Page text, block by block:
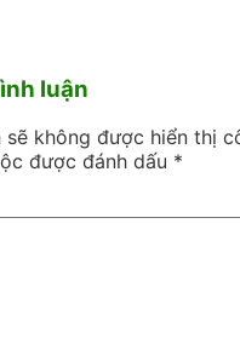
luận
sẽ không được hiển thị
được đánh dấu *